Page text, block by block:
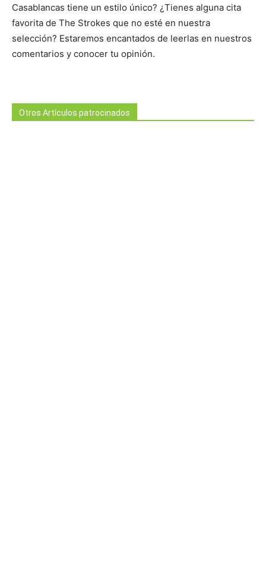
Casablancas tiene un estilo único? ¿Tienes alguna cita
favorita de The Strokes que no esté en nuestra
selección? Estaremos encantados de leerlas en nuestros
comentarios y conocer tu opinión.
Otros Artículos patrocinados